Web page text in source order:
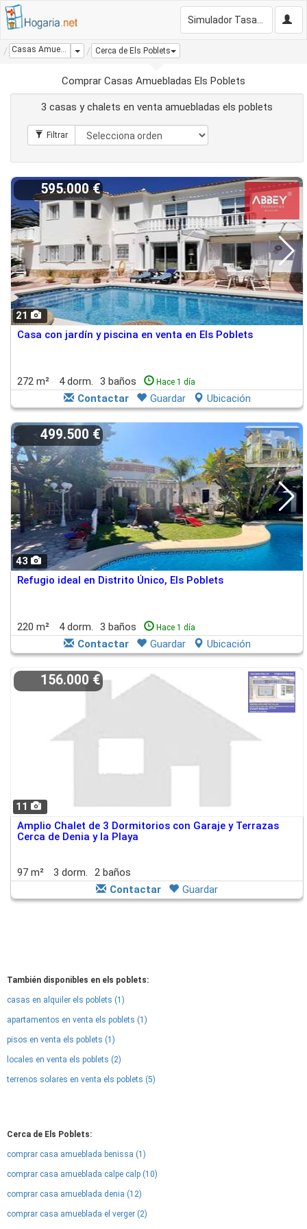
Casas Amuebladas Els Poblets Dropdown
Cerca de Els Poblets
Comprar Casas Amuebladas Els Poblets
3 casas y chalets en venta amuebladas els poblets
21
595.000 €
Casa con jardín y piscina en venta en Els Poblets
272 m² 4 dorm. 3 baños Hace 1 día
Contactar Guardar Ubicación
43
499.500 €
Refugio ideal en Distrito Único, Els Poblets
220 m² 4 dorm. 3 baños Hace 1 día
Contactar Guardar Ubicación
11
156.000 €
Amplio Chalet de 3 Dormitorios con Garaje y Terrazas
Cerca de Denia y la Playa
97 m² 3 dorm.
2 baños
Contactar
Guardar
También disponibles en els poblets:
casas en alquiler els poblets (1)
apartamentos en venta els poblets (1)
pisos en venta els poblets (1)
locales en venta els poblets (2)
terrenos solares en venta els poblets (5)
Cerca de Els Poblets:
comprar casa amueblada benissa (1)
comprar casa amueblada calpe calp (10)
comprar casa amueblada denia (12)
comprar casa amueblada el verger (2)